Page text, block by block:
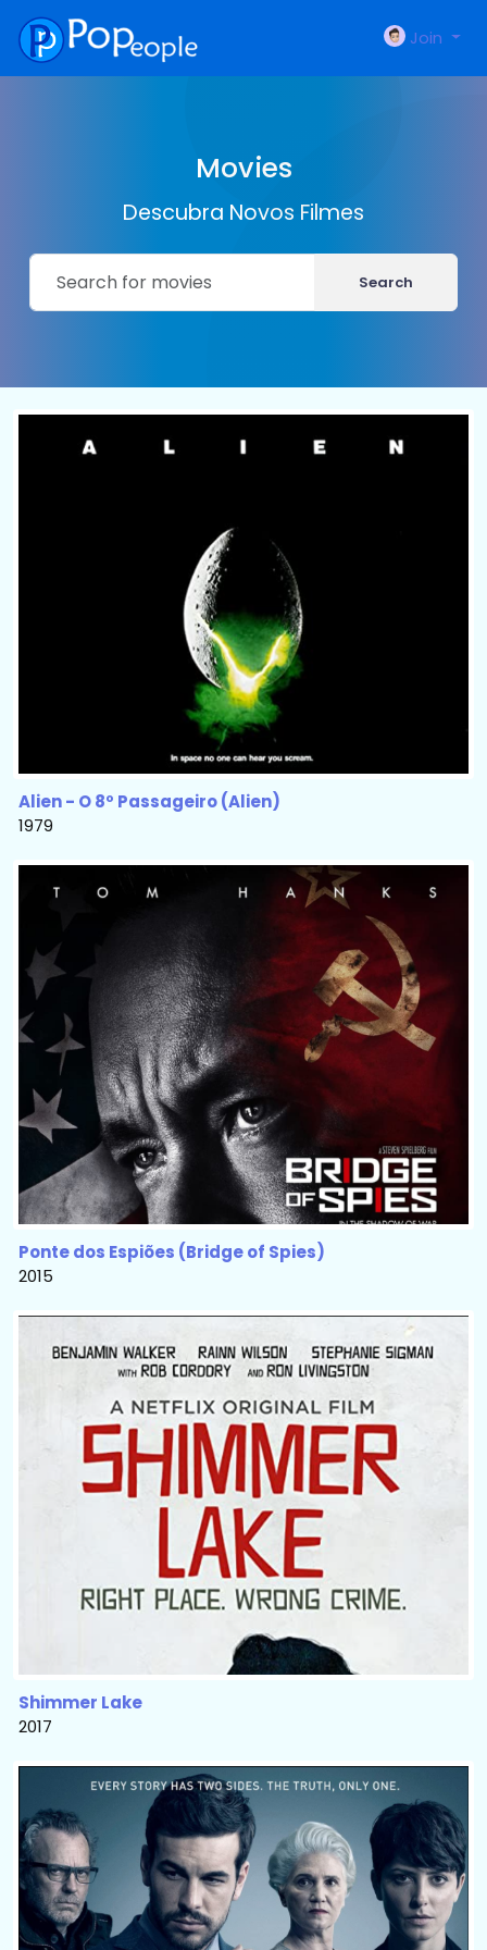
Join
Movies
Descubra Novos Filmes
Search
Alien - O 8º Passageiro (Alien)
1979
Ponte dos Espiões (Bridge of Spies)
2015
Shimmer Lake
2017